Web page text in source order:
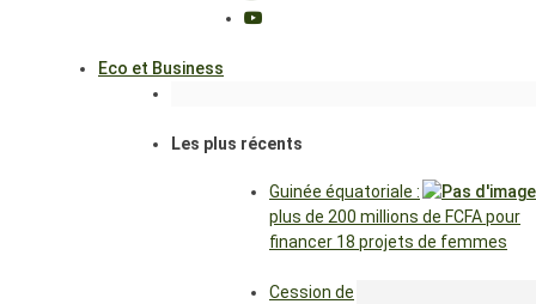
Eco et Business
Les plus récents
Guinée équatoriale :
plus de 200 millions de FCFA pour
financer 18 projets de femmes
Cession de